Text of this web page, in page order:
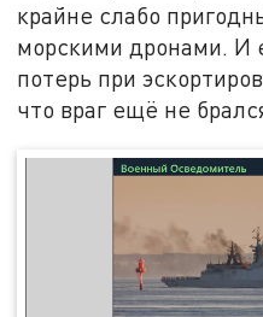
крайне слабо
морскими дронами. И
потерь при
что враг ещё не